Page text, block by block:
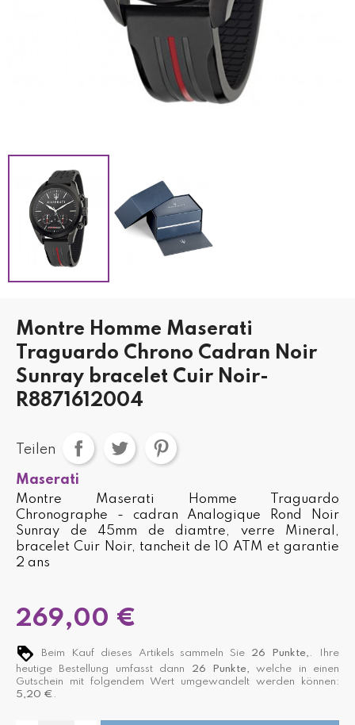
Montre Homme Maserati
Traguardo Chrono Cadran Noir
Sunray bracelet Cuir Noir-
R8871612004
Teilen
Maserati
Montre Maserati Homme Traguardo
Chronographe - cadran Analogique Rond Noir
Sunray de 45mm de diamtre, verre Mineral,
bracelet Cuir Noir, tancheit de 10 ATM et garantie
2 ans
269,00 €
Beim Kauf dieses Artikels sammeln Sie 26 Punkte, . Ihre
heutige Bestellung umfasst dann
26 Punkte, welche in einen
Gutschein mit folgendem Wert umgewandelt werden können:
5,20 € .